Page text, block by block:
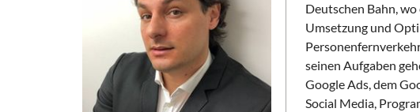
Deutschen Bahn,
Umsetzung und
seinen Aufgaben
Google Ads, dem
Social Media,